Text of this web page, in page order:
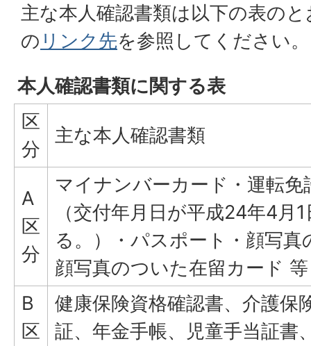
主な本人確認書類は以下の表の
の リンク先を参照してください
本人確認書類に関する表
区
分
主な本人確認書類
A
区
分
マイナンバーカード・運転免
（交付年月日が平成24年4月
る。）・パスポート・顔写
顔写真のついた在留カード 等
B
区
健康保険資格確認書、介護保
証、年金手帳、児童手当証書